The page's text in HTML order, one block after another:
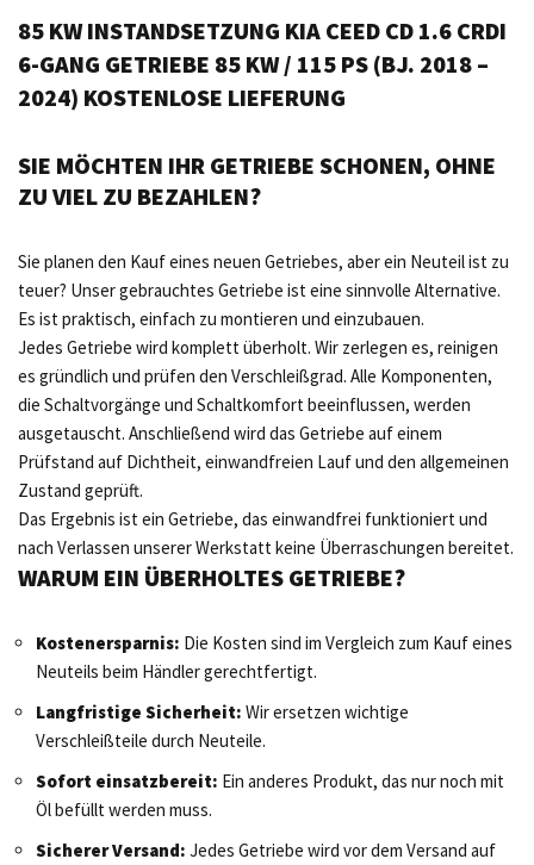
85 KW INSTANDSETZUNG KIA CEED CD 1.6 CRDI
6-GANG GETRIEBE 85 KW / 115 PS (BJ. 2018 –
2024) KOSTENLOSE LIEFERUNG
SIE MÖCHTEN IHR GETRIEBE SCHONEN, OHNE
ZU VIEL ZU BEZAHLEN?
Sie planen den Kauf eines neuen Getriebes, aber ein Neuteil ist zu
teuer? Unser gebrauchtes Getriebe ist eine sinnvolle Alternative.
Es ist praktisch, einfach zu montieren und einzubauen.
Jedes Getriebe wird komplett überholt. Wir zerlegen es, reinigen
es gründlich und prüfen den Verschleißgrad. Alle Komponenten,
die Schaltvorgänge und Schaltkomfort beeinflussen, werden
ausgetauscht. Anschließend wird das Getriebe auf einem
Prüfstand auf Dichtheit, einwandfreien Lauf und den allgemeinen
Zustand geprüft.
Das Ergebnis ist ein Getriebe, das einwandfrei funktioniert und
nach Verlassen unserer Werkstatt keine Überraschungen bereitet.
WARUM EIN ÜBERHOLTES GETRIEBE?
Kostenersparnis: Die Kosten sind im Vergleich zum Kauf eines
Neuteils beim Händler gerechtfertigt.
Langfristige Sicherheit: Wir ersetzen wichtige
Verschleißteile durch Neuteile.
Sofort einsatzbereit: Ein anderes Produkt, das nur noch mit
Öl befüllt werden muss.
Sicherer Versand: Jedes Getriebe wird vor dem Versand auf